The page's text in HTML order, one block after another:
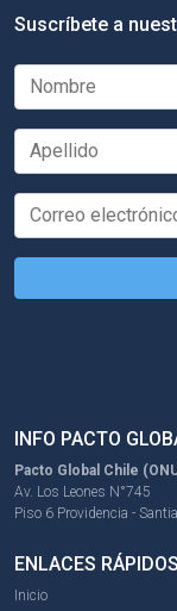
Suscríbete a
INFO PACTO
Pacto Global Chile
Av. Los Leones N°745
Piso 6 Providencia -
ENLACES RÁPIDOS
Inicio